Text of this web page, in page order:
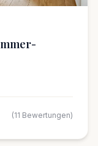
(11 Bewertungen)